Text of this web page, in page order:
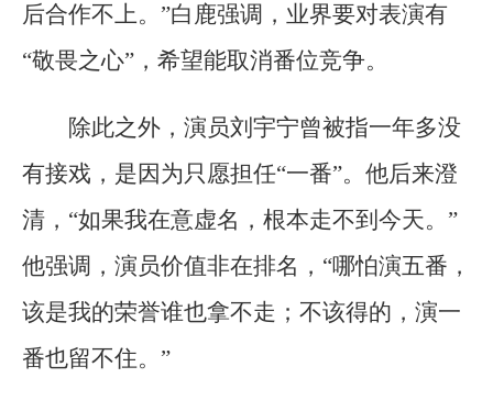
后合作不上。”白鹿强调，业界要对表演有
“敬畏之心”，希望能取消番位竞争。
除此之外，演员刘宇宁曾被指一年多没
有接戏，是因为只愿担任“一番”。他后来澄
清，“如果我在意虚名，根本走不到今天。”
他强调，演员价值非在排名，“哪怕演五番，
该是我的荣誉谁也拿不走；不该得的，演一
番也留不住。”